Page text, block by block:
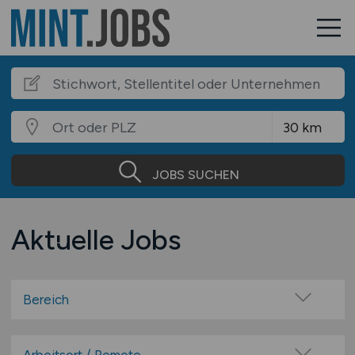
JOBS SUCHEN
Aktuelle Jobs
Bereich
Mathematik